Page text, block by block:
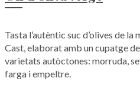
Tasta l’autèntic suc d’olives de la
Cast, elaborat amb un cupatge
varietats autòctones: morruda,
farga i empeltre.